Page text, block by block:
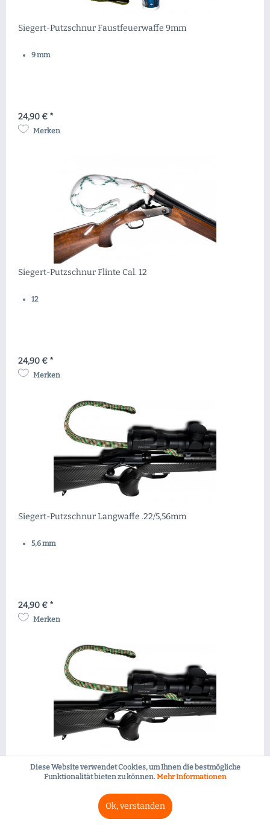
Siegert-Putzschnur Faustfeuerwaffe 9mm
9 mm
24,90 € *
Merken
Siegert-Putzschnur Flinte Cal. 12
12
24,90 € *
Merken
Siegert-Putzschnur Langwaffe .22/5,56mm
5,6 mm
24,90 € *
Merken
Siegert-Putzschnur Langwaffe .30
Diese Website verwendet Cookies, um Ihnen die bestmögliche
Funktionalität bieten zu können.Mehr Informationen
Ok, verstanden